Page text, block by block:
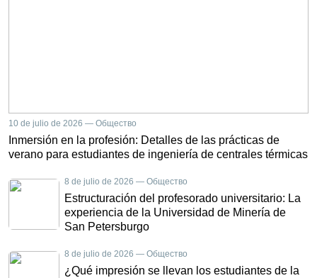
10 de julio de 2026 — Общество
Inmersión en la profesión: Detalles de las prácticas de
verano para estudiantes de ingeniería de centrales térmicas
8 de julio de 2026 — Общество
Estructuración del profesorado universitario: La
experiencia de la Universidad de Minería de
San Petersburgo
8 de julio de 2026 — Общество
¿Qué impresión se llevan los estudiantes de la